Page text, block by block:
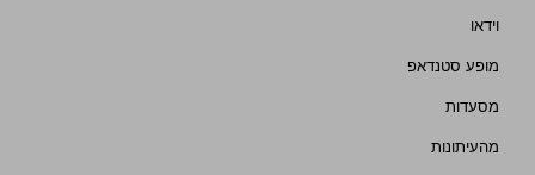
וידאו
מופע סטנדאפ
מסעדות
מהעיתונות